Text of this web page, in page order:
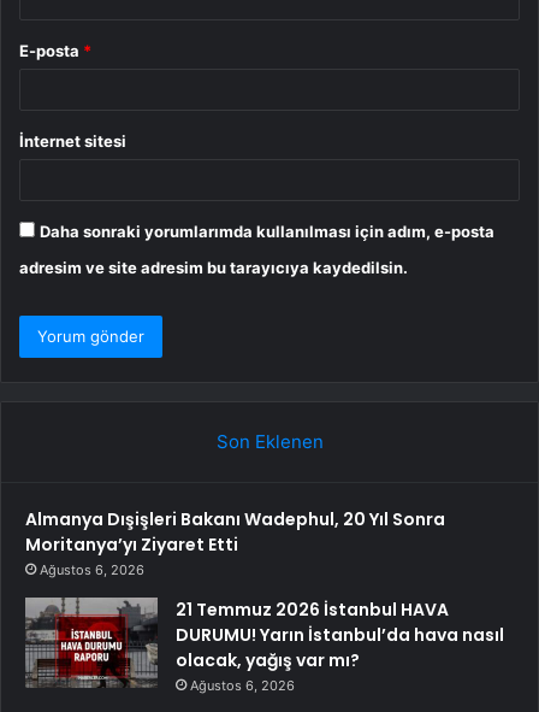
E-posta *
İnternet sitesi
Daha sonraki yorumlarımda kullanılması için adım, e-posta
adresim ve site adresim bu tarayıcıya kaydedilsin.
Son Eklenen
Almanya Dışişleri Bakanı Wadephul, 20 Yıl Sonra
Moritanya’yı Ziyaret Etti
Ağustos 6, 2026
21 Temmuz 2026 İstanbul HAVA
DURUMU! Yarın İstanbul’da hava nasıl
olacak, yağış var mı?
Ağustos 6, 2026